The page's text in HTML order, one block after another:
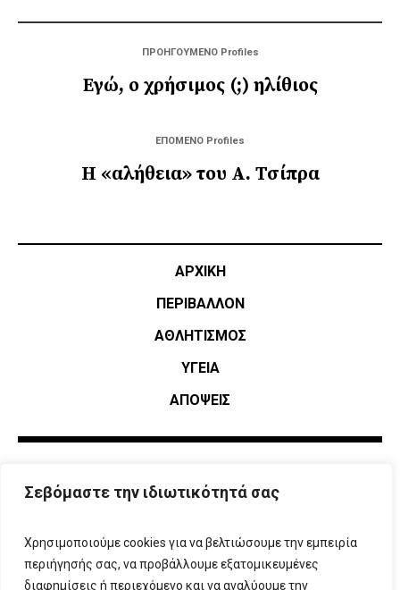
Σεβόμαστε την ιδιωτικότητά σας
Χρησιμοποιούμε cookies για να βελτιώσουμε την εμπειρία
περιήγησής σας, να προβάλλουμε εξατομικευμένες
διαφημίσεις ή περιεχόμενο και να αναλύουμε την
ΠΡΟΗΓΟΥΜΕΝΟ Profiles
Εγώ, ο χρήσιμος (;) ηλίθιος
ΕΠΟΜΕΝΟ Profiles
Η «αλήθεια» του Α. Τσίπρα
ΑΡΧΙΚΗ
ΠΕΡΙΒΑΛΛΟΝ
ΑΘΛΗΤΙΣΜΌΣ
ΥΓΕΙΑ
ΑΠΟΨΕΙΣ